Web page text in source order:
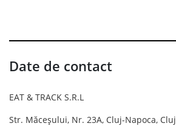
Date de contact
EAT & TRACK S.R.L
Str. Măceșului, Nr. 23A, Cluj-Napoca, Cluj